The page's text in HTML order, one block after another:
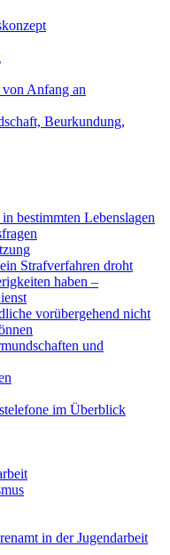
Anfang an
Beurkundung,
bestimmten Lebenslagen
Strafverfahren droht
haben –
vorübergehend nicht
und
im Überblick
in der Jugendarbeit